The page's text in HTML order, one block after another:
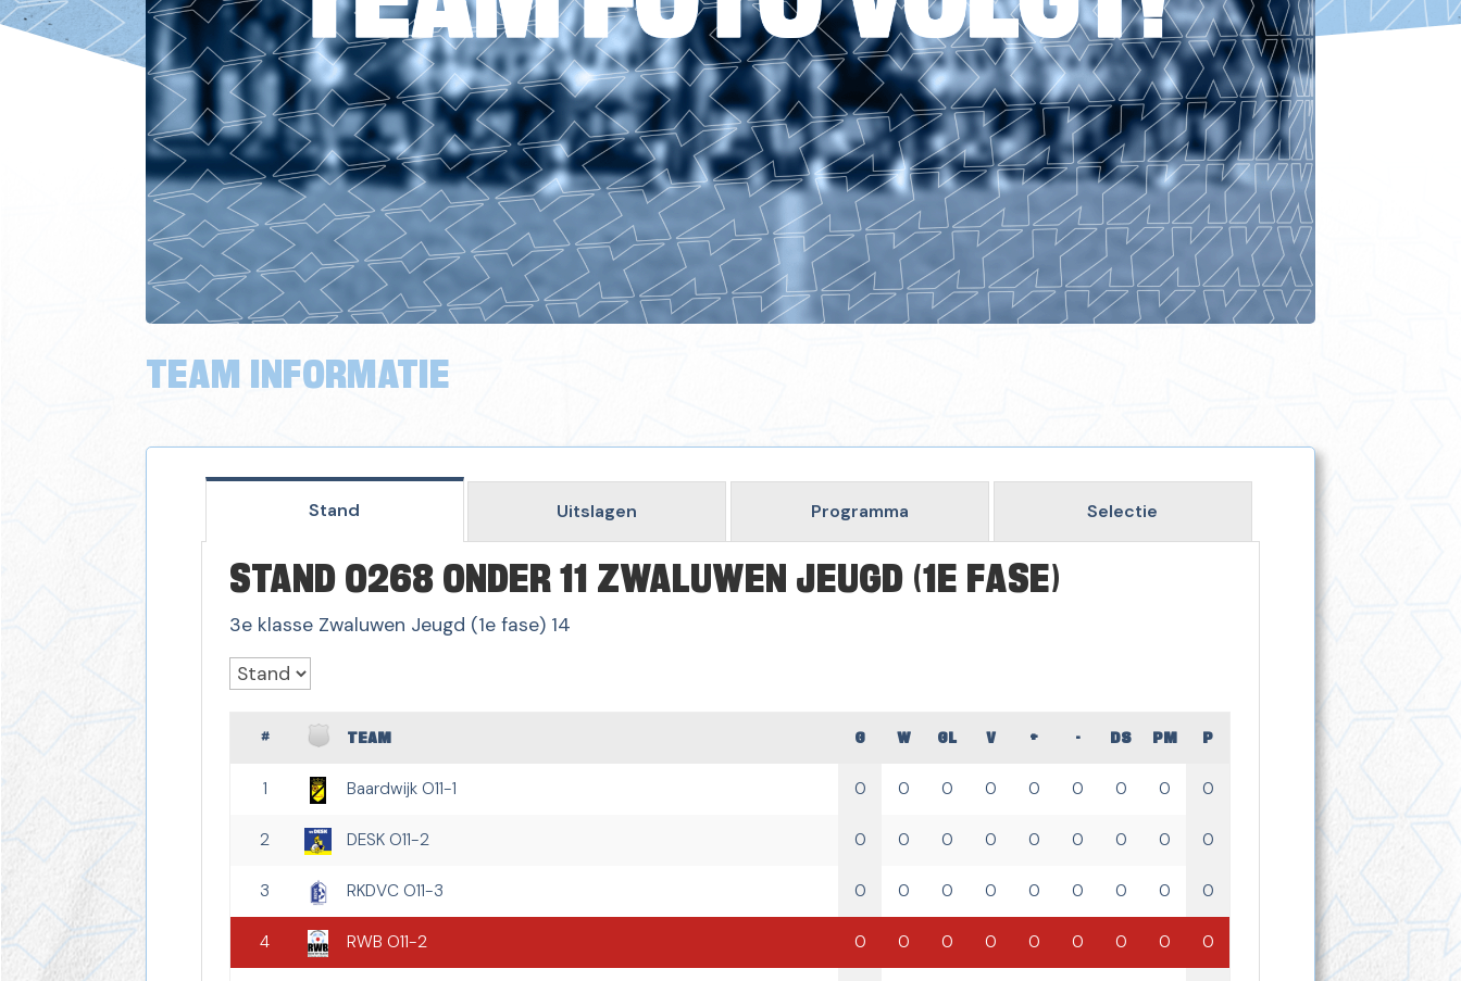
TEAM INFORMATIE
Stand Uitslagen Programma Selectie
STAND 0268 ONDER 11 ZWALUWEN JEUGD (1E FASE)
3e klasse Zwaluwen Jeugd (1e fase) 14
# TEAM G W GL V + - DS PM P
1 Baardwijk O11-1 0 0 0 0 0 0 0 0 0
2 DESK O11-2 0 0 0 0 0 0 0 0 0
3 RKDVC O11-3 0 0 0 0 0 0 0 0 0
4 RWB O11-2 0 0 0 0 0 0 0 0 0